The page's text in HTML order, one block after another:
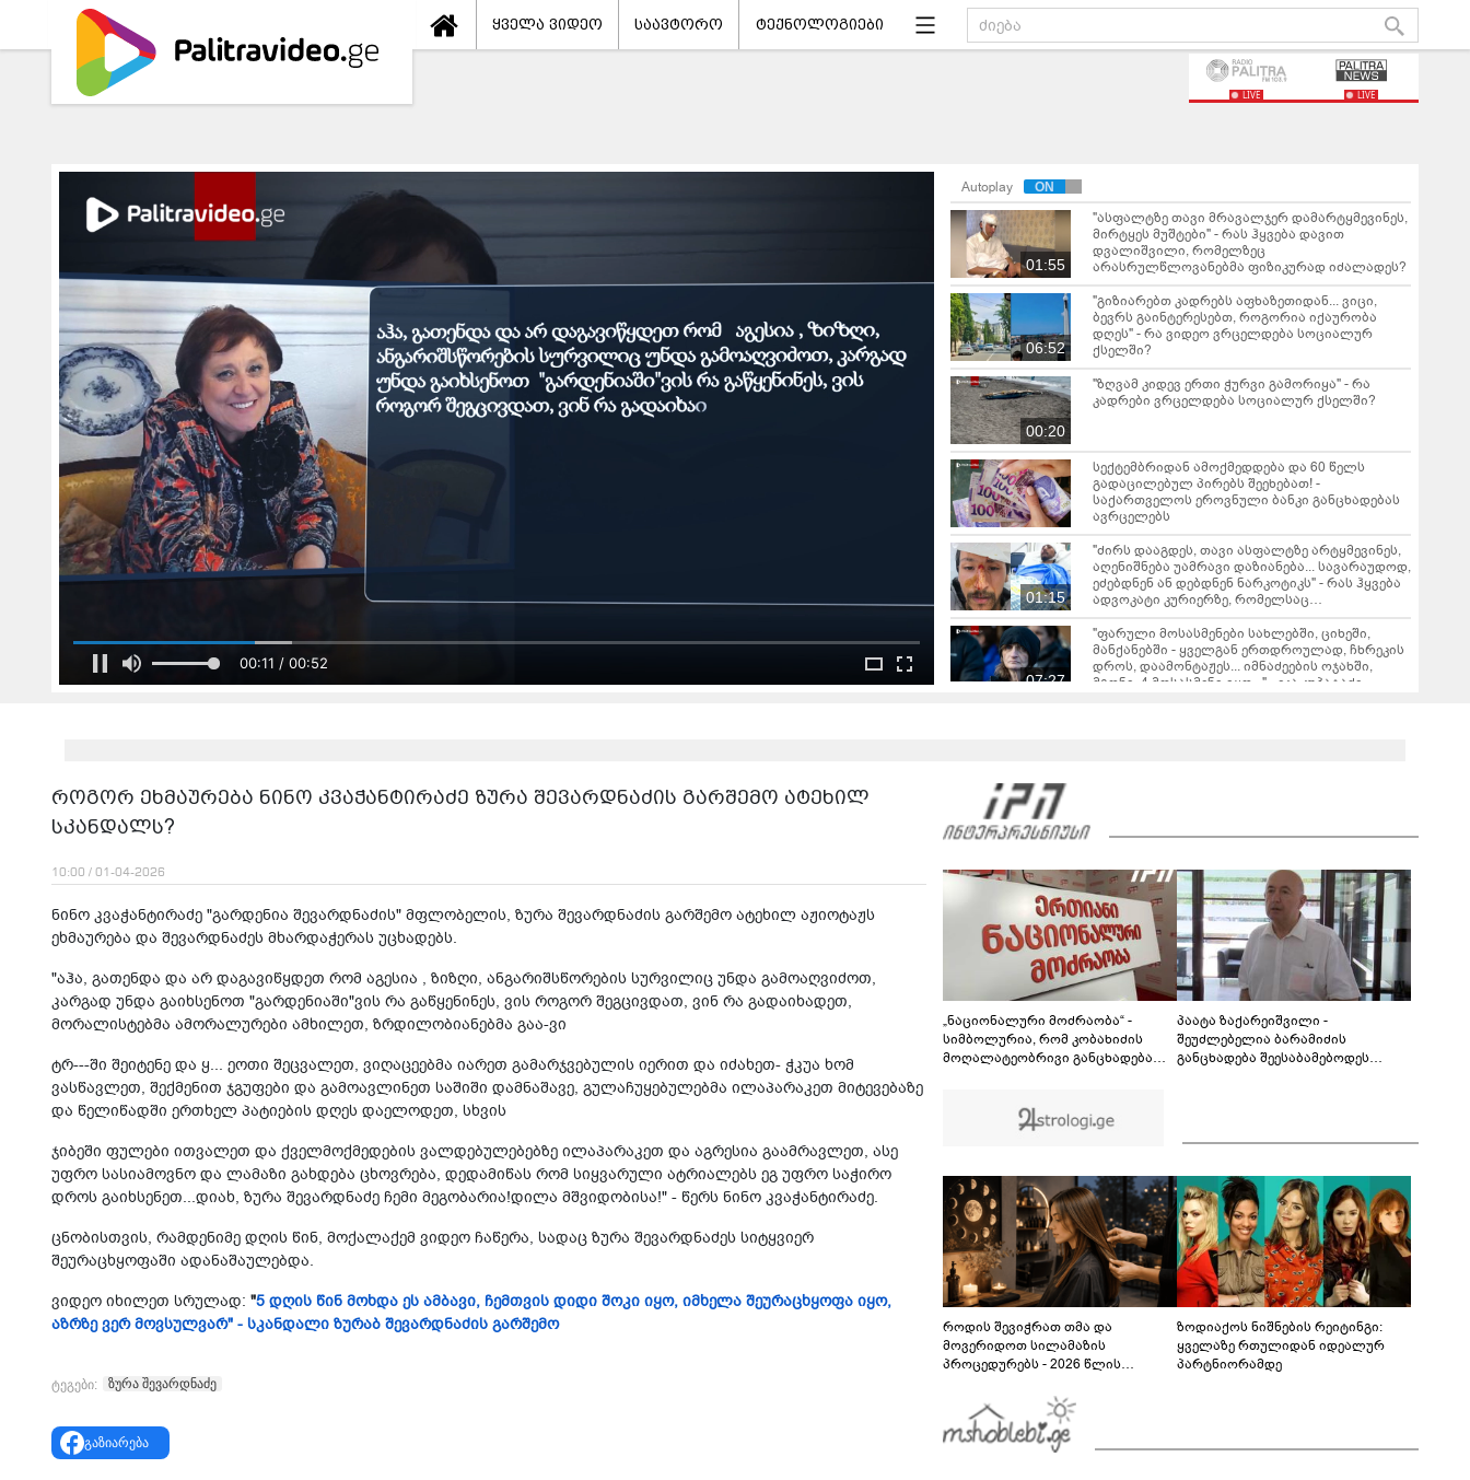
ყველა ვიდეო საავტორო ტექნოლოგიები
LIVE LIVE
00:12 / 00:52
Autoplay
01:55
"ასფალტზე თავი მრავალჯერ დამარტყმევინეს,
მირტყეს მუშტები" - რას ჰყვება დავით
დვალიშვილი, რომელზეც
არასრულწლოვანებმა ფიზიკურად იძალადეს?
06:52
"გიზიარებთ კადრებს აფხაზეთიდან... ვიცი,
ბევრს გაინტერესებთ, როგორია იქაურობა
დღეს" - რა ვიდეო ვრცელდება სოციალურ
ქსელში?
00:20
"ზღვამ კიდევ ერთი ჭურვი გამორიყა" - რა
კადრები ვრცელდება სოციალურ ქსელში?
სექტემბრიდან ამოქმედდება და 60 წელს
გადაცილებულ პირებს შეეხებათ! -
საქართველოს ეროვნული ბანკი განცხადებას
ავრცელებს
01:15
"ძირს დააგდეს, თავი ასფალტზე არტყმევინეს,
აღენიშნება უამრავი დაზიანება... სავარაუდოდ,
ეძებდნენ ან დებდნენ ნარკოტიკს" - რას ჰყვება
ადვოკატი კურიერზე, რომელსაც
არასრულწლოვანები ფიზიკურად
გაუსწორდნენ?
07:27
"ფარული მოსასმენები სახლებში, ციხეში,
მანქანებში - ყველგან ერთდროულად, ჩხრეკის
დროს, დაამონტაჟეს... იმნაძეების ოჯახში,
მგონი, 4 მოსასმენი იყო..." - ეკა კუპატაძე
ინფორმაციას ავრცელებს
"Soos! ამ წუთებში თავს დაესხნენ
არასრულწლოვანების და სავარაუდოდ არა
მარტო არასრულწლოვანების ჯგუფი" - რა
ინფორმაციას ავრცელებს ადვოკატი?
00:44
მარშის - „გვახსოვს გმირები, გვახსოვს მტერი” -
მონაწილეებმა გმირთა მემორიალთან
სანთლები დაანთეს და გმირების ხსოვნას
პატივი მიაგეს: კადრები ადგილიდან
როგორ ეხმაურება ნინო კვაჭანტირაძე ზურა შევარდნაძის გარშემო ატეხილ
სკანდალს?
10:00 / 01-04-2026
ნინო კვაჭანტირაძე "გარდენია შევარდნაძის" მფლობელის, ზურა შევარდნაძის გარშემო ატეხილ აჟიოტაჟს
ეხმაურება და შევარდნაძეს მხარდაჭერას უცხადებს.
"აჰა, გათენდა და არ დაგავიწყდეთ რომ აგესია , ზიზღი, ანგარიშსწორების სურვილიც უნდა გამოაღვიძოთ,
კარგად უნდა გაიხსენოთ "გარდენიაში"ვის რა გაწყენინეს, ვის როგორ შეგცივდათ, ვინ რა გადაიხადეთ,
მორალისტებმა ამორალურები ამხილეთ, ზრდილობიანებმა გაა-ვი
ტრ---ში შეიტენე და ყ... ეოთი შეცვალეთ, ვიღაცეებმა იარეთ გამარჯვებულის იერით და იძახეთ- ჭკუა ხომ
ვასწავლეთ, შექმენით ჯგუფები და გამოავლინეთ საშიში დამნაშავე, გულაჩუყებულებმა ილაპარაკეთ მიტევებაზე
და წელიწადში ერთხელ პატიების დღეს დაელოდეთ, სხვის
ჯიბეში ფულები ითვალეთ და ქველმოქმედების ვალდებულებებზე ილაპარაკეთ და აგრესია გაამრავლეთ, ასე
უფრო სასიამოვნო და ლამაზი გახდება ცხოვრება, დედამიწას რომ სიყვარული ატრიალებს ეგ უფრო საჭირო
დროს გაიხსენეთ...დიახ, ზურა შევარდნაძე ჩემი მეგობარია!დილა მშვიდობისა!" - წერს ნინო კვაჭანტირაძე.
ცნობისთვის, რამდენიმე დღის წინ, მოქალაქემ ვიდეო ჩაწერა, სადაც ზურა შევარდნაძეს სიტყვიერ
შეურაცხყოფაში ადანაშაულებდა.
ვიდეო იხილეთ სრულად: "5 დღის წინ მოხდა ეს ამბავი, ჩემთვის დიდი შოკი იყო, იმხელა შეურაცხყოფა იყო,
აზრზე ვერ მოვსულვარ" - სკანდალი ზურაბ შევარდნაძის გარშემო
ტეგები: ზურა შევარდნაძე
გაზიარება
„ნაციონალური მოძრაობა“ -
სიმბოლურია, რომ კობახიძის
მოღალატეობრივი განცხადება
გმირების მემორიალზე გაკეთდა
პაატა ზაქარეიშვილი -
შეუძლებელია ბარამიძის
განცხადება შეესაბამებოდეს
როდის შევიჭრათ თმა და
მოვერიდოთ სილამაზის
პროცედურებს - 2026 წლის
გზამკვლევი
ზოდიაქოს ნიშნების რეიტინგი:
ყველაზე რთულიდან იდეალურ
პარტნიორამდე